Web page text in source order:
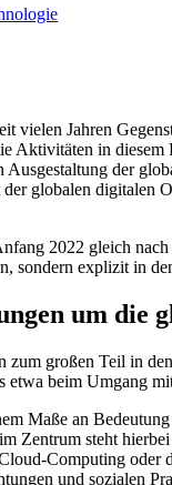
vielen Jahren
Aktivitäten in diesem
Ausgestaltung der
der globalen
2022 gleich
sondern explizit in
um die
zum großen Teil in
etwa beim Umgang
Maße an
Zentrum steht
Computing oder
und sozialen